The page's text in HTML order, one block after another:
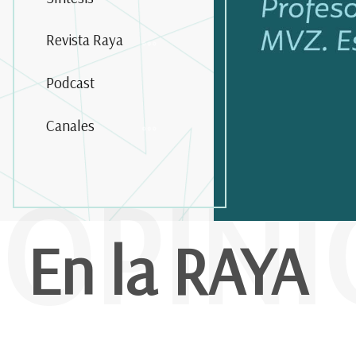
Revista Raya
Podcast
Canales
En la RAYA